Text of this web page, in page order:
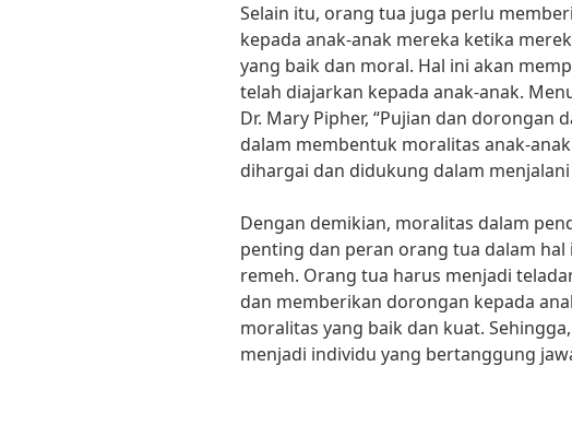
Selain itu, orang tua juga perlu
kepada anak-anak mereka ketika
yang baik dan moral. Hal ini akan
telah diajarkan kepada anak-anak.
Dr. Mary Pipher, “Pujian dan dorongan
dalam membentuk moralitas anak-
dihargai dan didukung dalam
Dengan demikian, moralitas dalam
penting dan peran orang tua dalam
remeh. Orang tua harus menjadi
dan memberikan dorongan kepada
moralitas yang baik dan kuat.
menjadi individu yang bertanggung